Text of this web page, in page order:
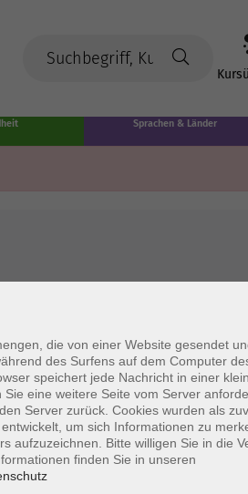
Sprachen & Länder
Münster
die von einer Website gesendet
des Surfens auf dem Computer
speichert jede Nachricht in einer
eine weitere Seite vom Server
Server zurück. Cookies wurden als
um sich Informationen zu
aufzuzeichnen. Bitte willigen Sie in die
finden Sie in unseren